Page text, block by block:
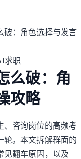
破：角色选择与发言
求职
么破：角
攻略
、咨询岗位的高频考
轮。本文拆解群面的
见翻车原因，以及